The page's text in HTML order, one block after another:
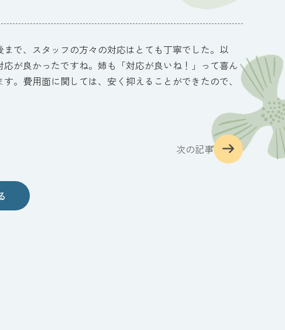
で、スタッフの方々の対応はとても丁寧でした。以
が良かったですね。姉も「対応が良いね！」って喜ん
。費用面に関しては、安く抑えることができたので、
次の記事